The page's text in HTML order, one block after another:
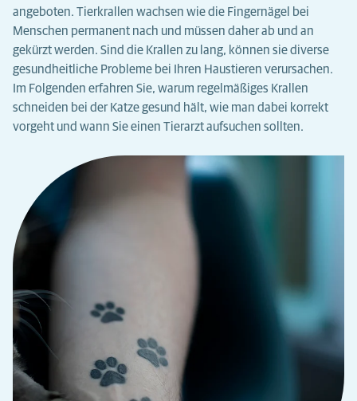
angeboten. Tierkrallen wachsen wie die Fingernägel bei
Menschen permanent nach und müssen daher ab und an
gekürzt werden. Sind die Krallen zu lang, können sie diverse
gesundheitliche Probleme bei Ihren Haustieren verursachen.
Im Folgenden erfahren Sie, warum regelmäßiges Krallen
schneiden bei der Katze gesund hält, wie man dabei korrekt
vorgeht und wann Sie einen Tierarzt aufsuchen sollten.